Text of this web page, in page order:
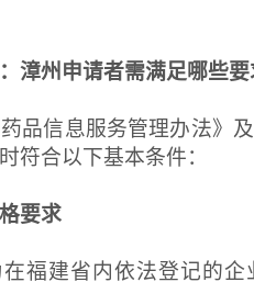
州申请者需满足哪些要
信息服务管理办法》及
符合以下基本条件：
要求
建省内依法登记的企